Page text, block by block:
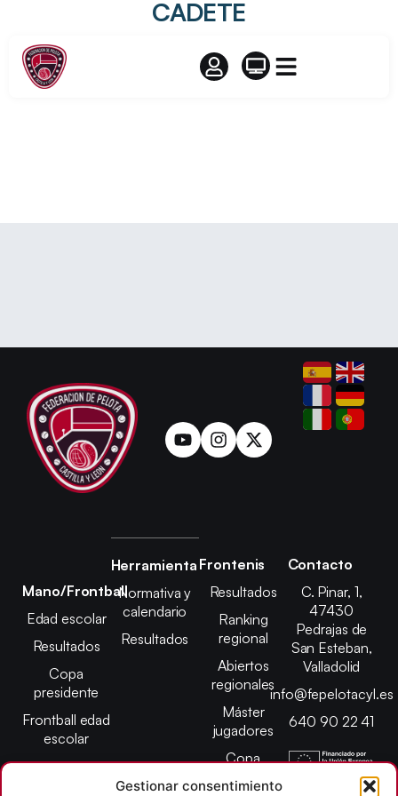
Gestionar consentimiento
CADETE
Mano/Frontball
Edad escolar
Resultados
Copa
presidente
Frontball edad
escolar
Herramienta
Normativa y
calendario
Resultados
Frontenis
Resultados
Ranking
regional
Abiertos
regionales
Máster
jugadores
Copa
presidente
Contacto
C. Pinar, 1,
47430
Pedrajas de
San Esteban,
Valladolid
info@fepelotacyl.es
640 90 22 41